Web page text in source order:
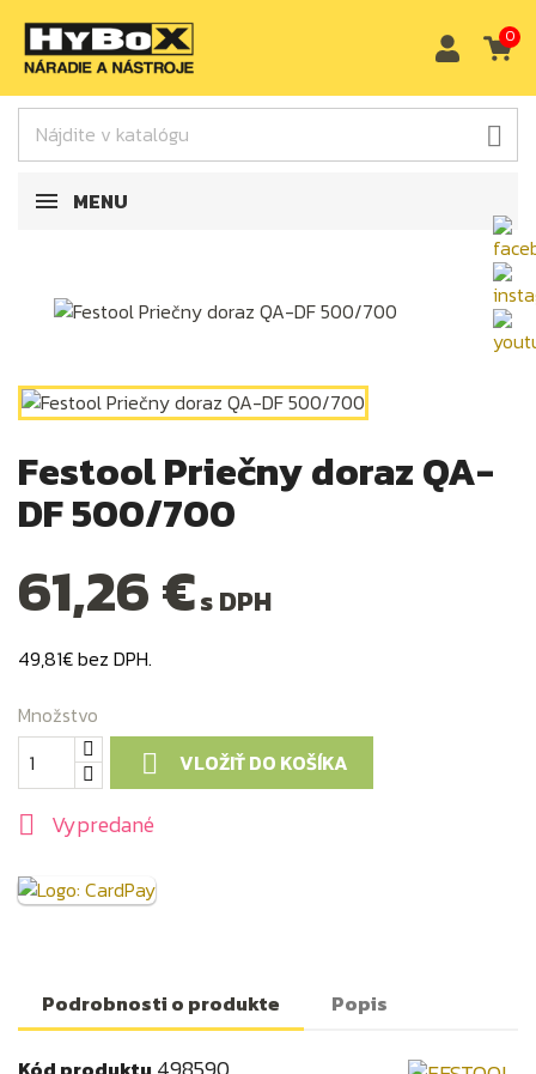

0
MENU
Festool Priečny doraz QA-
DF 500/700
61,26 €s DPH
49,81€ bez DPH.
Množstvo
 VLOŽIŤ DO KOŠÍKA
 Vypredané
Podrobnosti o produkte Popis